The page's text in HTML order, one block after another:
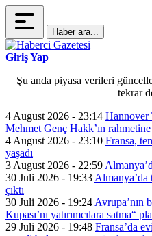
Haber ara...
Giriş Yap
Şu anda piyasa verileri
tekrar
4 August 2026 - 23:14 Hannover
Mehmet Genç Hakk’ın
4 August 2026 - 23:10 Fransa,
yaşadı
3 August 2026 - 22:59
30 Juli 2026 - 19:33 Almanya’da
çıktı
30 Juli 2026 - 19:24 Avrupa’nın
Kupası’nı yatırımcılara satma“
29 Juli 2026 - 19:48 Fransa’da